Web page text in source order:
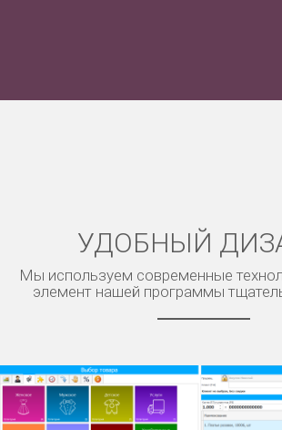
УДОБНЫЙ
Мы используем современные
элемент нашей программы